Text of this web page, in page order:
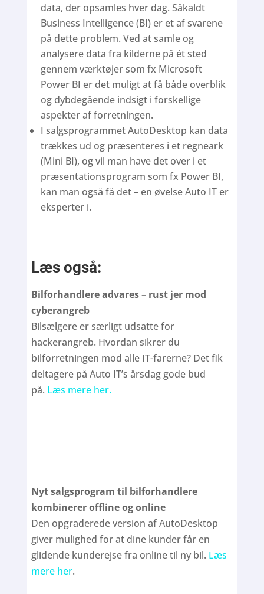
data, der opsamles hver dag. Såkaldt
Business Intelligence (BI) er et af svarene
på dette problem. Ved at samle og
analysere data fra kilderne på ét sted
gennem værktøjer som fx Microsoft
Power BI er det muligt at få både overblik
og dybdegående indsigt i forskellige
aspekter af forretningen.
I salgsprogrammet AutoDesktop kan data
trækkes ud og præsenteres i et regneark
(Mini BI), og vil man have det over i et
præsentationsprogram som fx Power BI,
kan man også få det – en øvelse Auto IT er
eksperter i.
Læs også:
Bilforhandlere advares – rust jer mod
cyberangreb
Bilsælgere er særligt udsatte for
hackerangreb. Hvordan sikrer du
bilforretningen mod alle IT-farerne? Det fik
deltagere på Auto IT’s årsdag gode bud
på. Læs mere her.
Nyt salgsprogram til bilforhandlere
kombinerer offline og online
Den opgraderede version af AutoDesktop
giver mulighed for at dine kunder får en
glidende kunderejse fra online til ny bil. Læs
mere her.